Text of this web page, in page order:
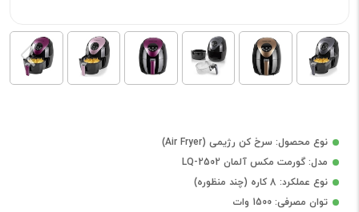
نوع محصول: سرخ کن رژیمی (Air Fryer)
مدل: گورمت مکس آلمان LQ-2502
نوع عملکرد: 8 کاره (چند منظوره)
توان مصرفی: 1500 وات